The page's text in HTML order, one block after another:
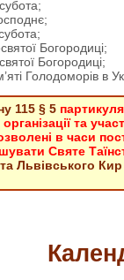
Богородиці;
Богородиці;
Голодоморів в
115 § 5
та
в часи
Святе
Львівського